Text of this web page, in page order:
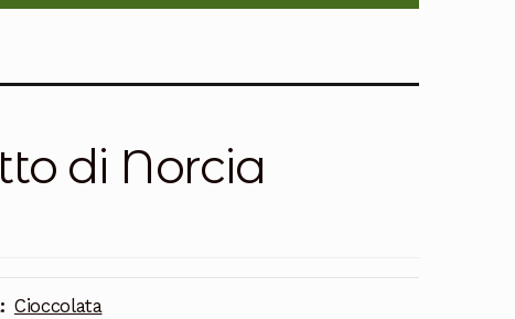
di Norcia
Cioccolata